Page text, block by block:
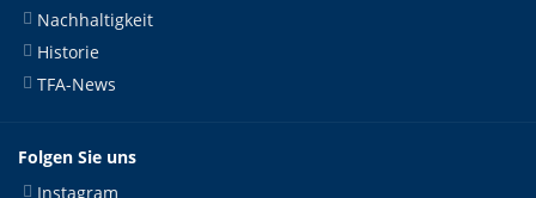
Nachhaltigkeit
Historie
TFA-News
Folgen Sie uns
Instagram